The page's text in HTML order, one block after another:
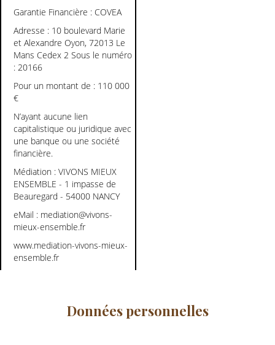
Garantie Financière : COVEA
Adresse : 10 boulevard Marie
et Alexandre Oyon, 72013 Le
Mans Cedex 2 Sous le numéro
: 20166
Pour un montant de : 110 000
€
N’ayant aucune lien
capitalistique ou juridique avec
une banque ou une société
financière.
Médiation : VIVONS MIEUX
ENSEMBLE - 1 impasse de
Beauregard - 54000 NANCY
eMail : mediation@vivons-
mieux-ensemble.fr
www.mediation-vivons-mieux-
ensemble.fr
Données personnelles